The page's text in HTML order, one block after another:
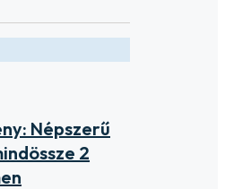
Népszerű
2